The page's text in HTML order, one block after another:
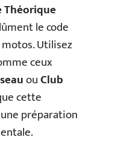
Théorique
le code
Utilisez
ceux
ouClub
cette
préparation